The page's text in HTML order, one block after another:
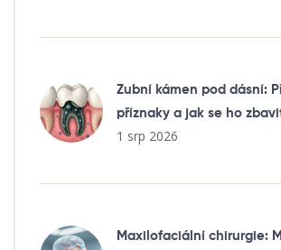
Zubní kámen pod dásní:
příznaky a jak se ho
1 srp 2026
Maxilofaciální chirurgie: